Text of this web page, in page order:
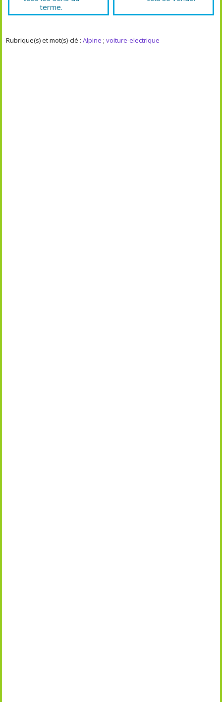
terme.
Rubrique(s) et mot(s)-clé :Alpine ;voiture-electrique